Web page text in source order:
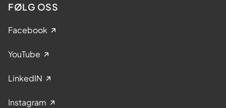
FØLG OSS
Facebook
YouTube
LinkedIN
Instagram